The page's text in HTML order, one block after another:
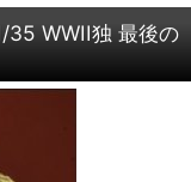
WWII独 最後の